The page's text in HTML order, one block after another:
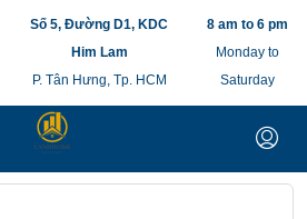
Số 5, Đường D1, KDC
Him Lam
P. Tân Hưng, Tp. HCM
8 am to 6 pm
Monday to
Saturday